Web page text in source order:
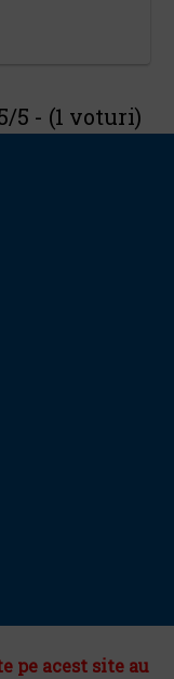
5 - (1 voturi)
pe acest site au